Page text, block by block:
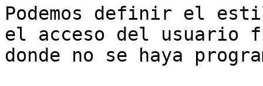
Podemos definir el
el acceso del usuario
donde no se haya